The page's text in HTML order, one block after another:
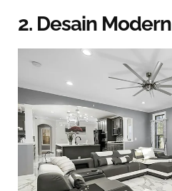
2. Desain Modern